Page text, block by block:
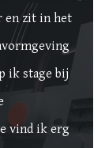
en zit in het
ik stage bij
vind ik erg